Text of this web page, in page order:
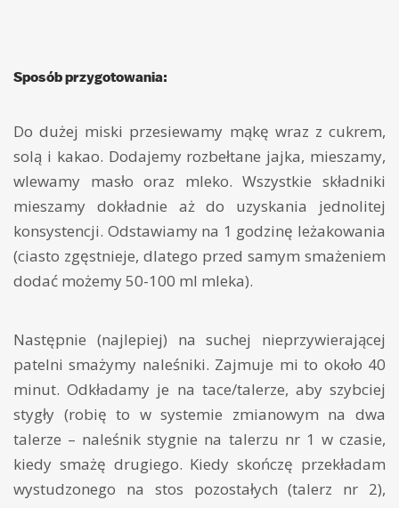
Sposób przygotowania:
Do dużej miski przesiewamy mąkę wraz z cukrem,
solą i kakao. Dodajemy rozbełtane jajka, mieszamy,
wlewamy masło oraz mleko. Wszystkie składniki
mieszamy dokładnie aż do uzyskania jednolitej
konsystencji. Odstawiamy na 1 godzinę leżakowania
(ciasto zgęstnieje, dlatego przed samym smażeniem
dodać możemy 50-100 ml mleka).
Następnie (najlepiej) na suchej nieprzywierającej
patelni smażymy naleśniki. Zajmuje mi to około 40
minut. Odkładamy je na tace/talerze, aby szybciej
stygły (robię to w systemie zmianowym na dwa
talerze – naleśnik stygnie na talerzu nr 1 w czasie,
kiedy smażę drugiego. Kiedy skończę przekładam
wystudzonego na stos pozostałych (talerz nr 2),